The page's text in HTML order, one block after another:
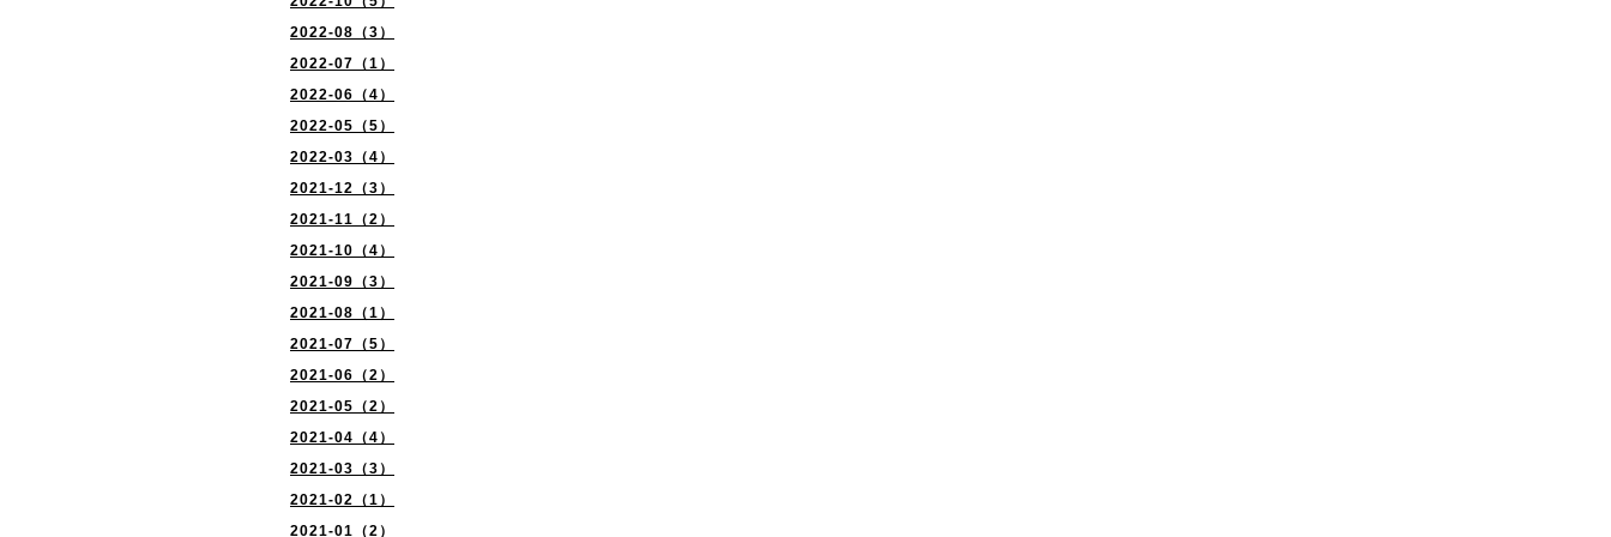
2022-08（3）
2022-07（1）
2022-06（4）
2022-05（5）
2022-03（4）
2021-12（3）
2021-11（2）
2021-10（4）
2021-09（3）
2021-08（1）
2021-07（5）
2021-06（2）
2021-05（2）
2021-04（4）
2021-03（3）
2021-02（1）
2021-01（2）